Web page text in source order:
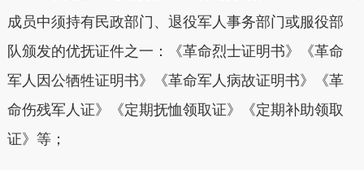
成员中须持有民政部门、退役军人事务部门或服役部
队颁发的优抚证件之一：《革命烈士证明书》《革命
军人因公牺牲证明书》《革命军人病故证明书》《革
命伤残军人证》《定期抚恤领取证》《定期补助领取
证》等；